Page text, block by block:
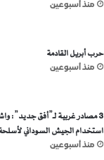
منذ أسبوعين
حرب أبريل القادمة
منذ أسبوعين
3 مصادر غربية لـ”أفق جديد”:
استخدام الجيش السوداني لأسلحة
منذ أسبوعين